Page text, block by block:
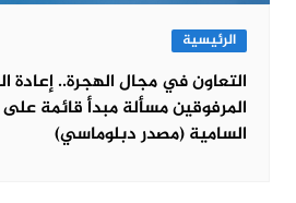
الرئيسية
التعاون في مجال الهجرة.. إعادة
المرفوقين مسألة مبدأ قائمة على
السامية (مصدر دبلوماسي)